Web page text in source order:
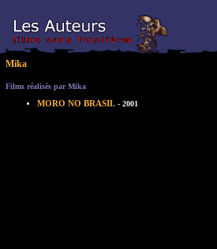
Mika
Films réalisés par Mika
MORO NO BRASIL - 2001